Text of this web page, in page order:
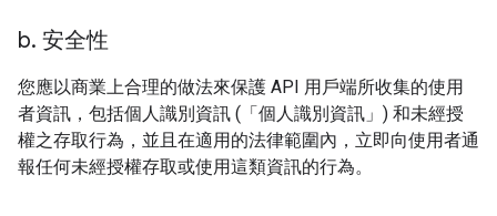
b. 安全性
您應以商業上合理的做法來保護 API 用戶端所收集的使用
者資訊，包括個人識別資訊 (「個人識別資訊」) 和未經授
權之存取行為，並且在適用的法律範圍內，立即向使用者通
報任何未經授權存取或使用這類資訊的行為。